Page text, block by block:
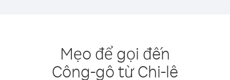
Mẹo để gọi đến
Công-gô từ Chi-lê